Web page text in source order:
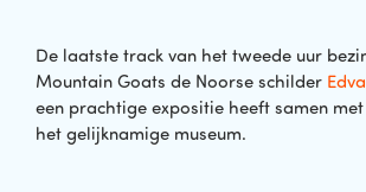
De laatste track van het tweede uur
Mountain Goats de Noorse schilder
een prachtige expositie heeft samen
het gelijknamige museum.